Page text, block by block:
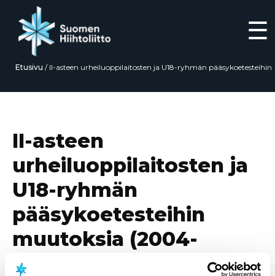
☰
Etusivu / II-asteen urheiluoppilaitosten ja U18-ryhmän pääsykoetesteihin
II-asteen
urheiluoppilaitosten ja
U18-ryhmän
pääsykoetesteihin
muutoksia (2004-
syntyneet)